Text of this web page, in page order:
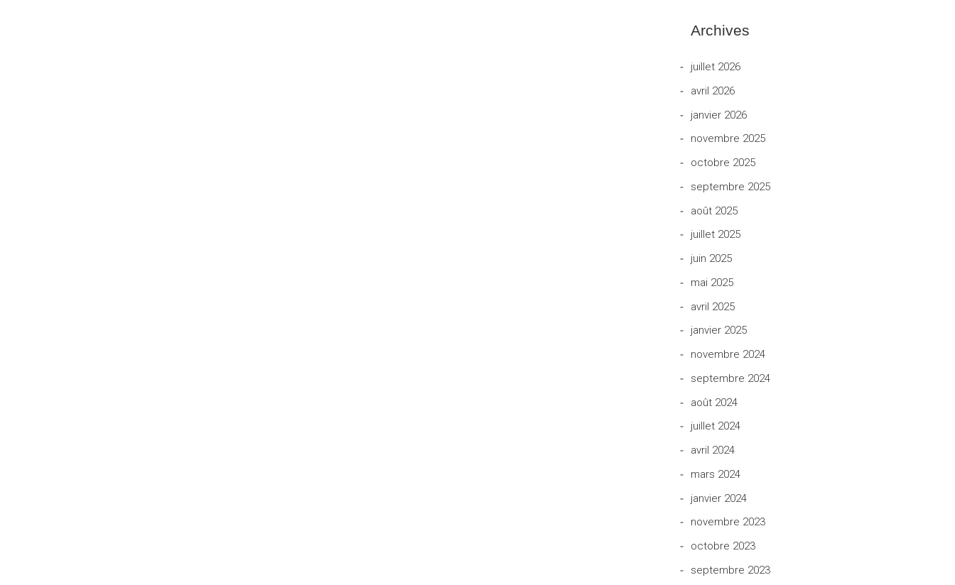
Archives
juillet 2026
avril 2026
janvier 2026
novembre 2025
octobre 2025
septembre 2025
août 2025
juillet 2025
juin 2025
mai 2025
avril 2025
janvier 2025
novembre 2024
septembre 2024
août 2024
juillet 2024
avril 2024
mars 2024
janvier 2024
novembre 2023
octobre 2023
septembre 2023